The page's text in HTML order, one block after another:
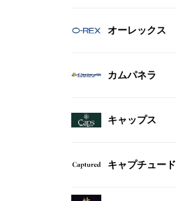
オーレックス
カムパネラ
キャップス
キャプチュード